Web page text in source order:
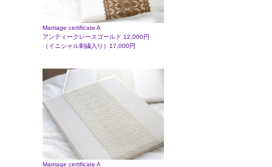
Marriage certificate A
アンティークレースゴールド 12,000円
（イニシャル刺繍入り）17,000円
Marriage certificate A